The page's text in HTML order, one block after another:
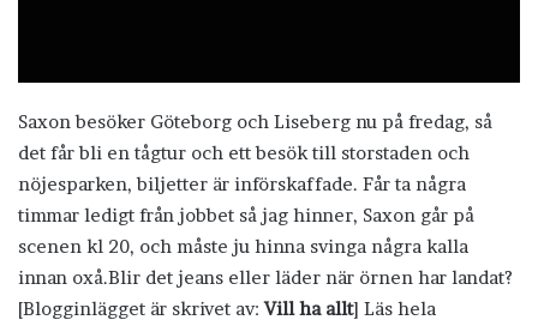
Saxon besöker Göteborg och Liseberg nu på fredag, så
det får bli en tågtur och ett besök till storstaden och
nöjesparken, biljetter är införskaffade. Får ta några
timmar ledigt från jobbet så jag hinner, Saxon går på
scenen kl 20, och måste ju hinna svinga några kalla
innan oxå.Blir det jeans eller läder när örnen har landat?
[Blogginlägget är skrivet av:Vill ha allt] Läs hela